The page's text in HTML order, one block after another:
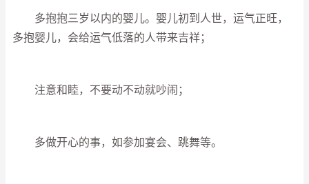
多抱抱三岁以内的婴儿。婴儿初到人世，运气正旺，
多抱婴儿，会给运气低落的人带来吉祥；
注意和睦，不要动不动就吵闹；
多做开心的事，如参加宴会、跳舞等。